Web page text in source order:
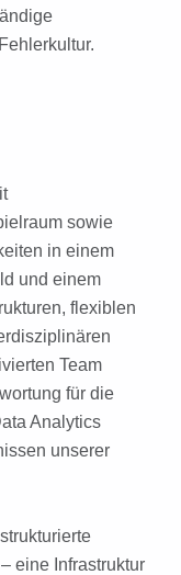
sowie
in einem
und einem
flexiblen
Team
für die
Analytics
unserer
eine Infrastruktur